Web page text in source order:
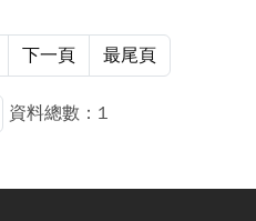
馬達異常狀態進行分類。建
者馬達異常警示，協助製造
產生，達成機台智能化之加
下一頁 最尾頁
資料總數：1